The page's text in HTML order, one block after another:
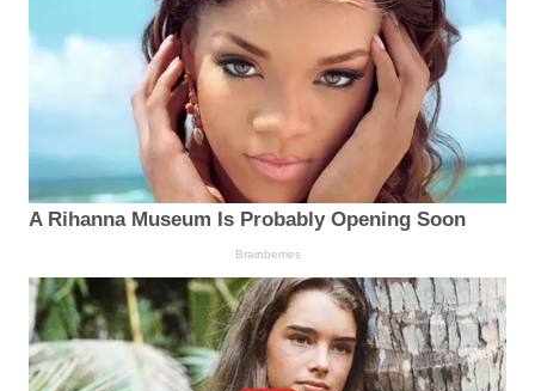
A Rihanna Museum Is Probably Opening Soon
Brainberries